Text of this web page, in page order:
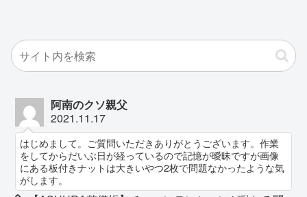
阿南のクソ親父
2021.11.17
はじめまして。ご質問いただきありがとうございます。作業
をしてからだいぶ日が経っているので記憶が曖昧ですが画像
にある板付きナットは大きいやつ2枚で問題なかったような気
がします。